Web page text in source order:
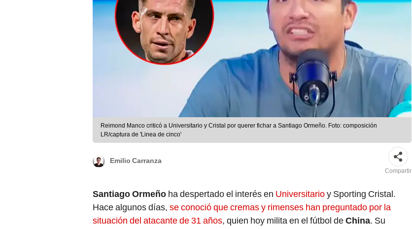
Reimond Manco criticó a Universitario y Cristal por querer fichar a Santiago Ormeño. Foto: composición
LR/captura de 'Linea de cinco'
Emilio Carranza
Compartir
Santiago Ormeño ha despertado el interés en Universitarioy Sporting Cristal.
Hace algunos días, se conoció que cremas y rimenses han preguntado por la
situación del atacante de 31 años, quien hoy milita en el fútbol deChina. Su